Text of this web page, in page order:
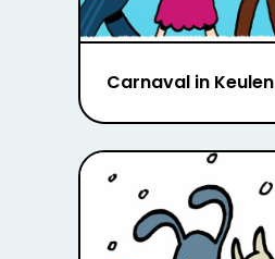
Carnaval in Keulen